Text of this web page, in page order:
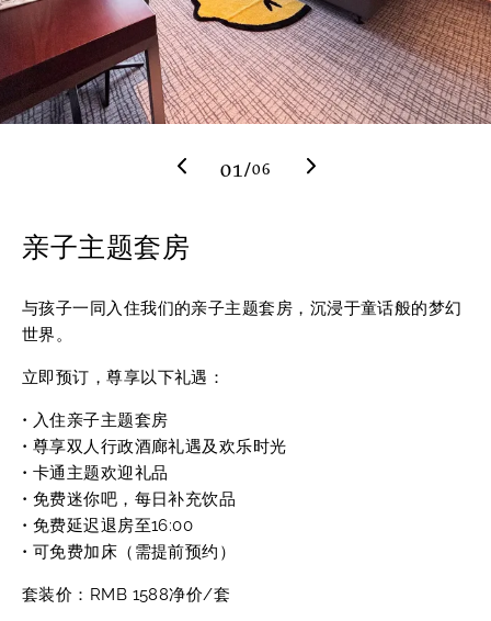
01 /06
前一个
亲子主题套房
与孩子一同入住我们的亲子主题套房，沉浸于童话般的梦幻
世界。
立即预订，尊享以下礼遇：
• 入住亲子主题套房
• 尊享双人行政酒廊礼遇及欢乐时光
• 卡通主题欢迎礼品
• 免费迷你吧，每日补充饮品
• 免费延迟退房至16:00
• 可免费加床（需提前预约）
套装价：RMB 1588净价/套